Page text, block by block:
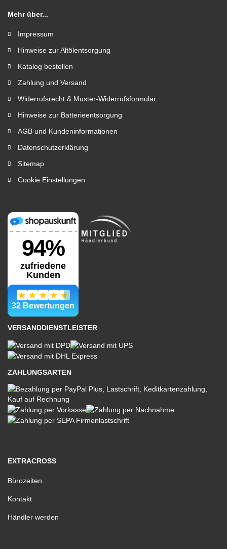
Mehr über...
Impressum
Hinweise zur Altölentsorgung
Katalog bestellen
Zahlung und Versand
Widerrufsrecht & Muster-Widerrufsformular
Hinweise zur Batterieentsorgung
AGB und Kundeninformationen
Datenschutzerklärung
Sitemap
Cookie Einstellungen
VERSANDDIENSTLEISTER
ZAHLUNGSARTEN
EXTRACROSS
Bürozeiten
Kontakt
Händler werden